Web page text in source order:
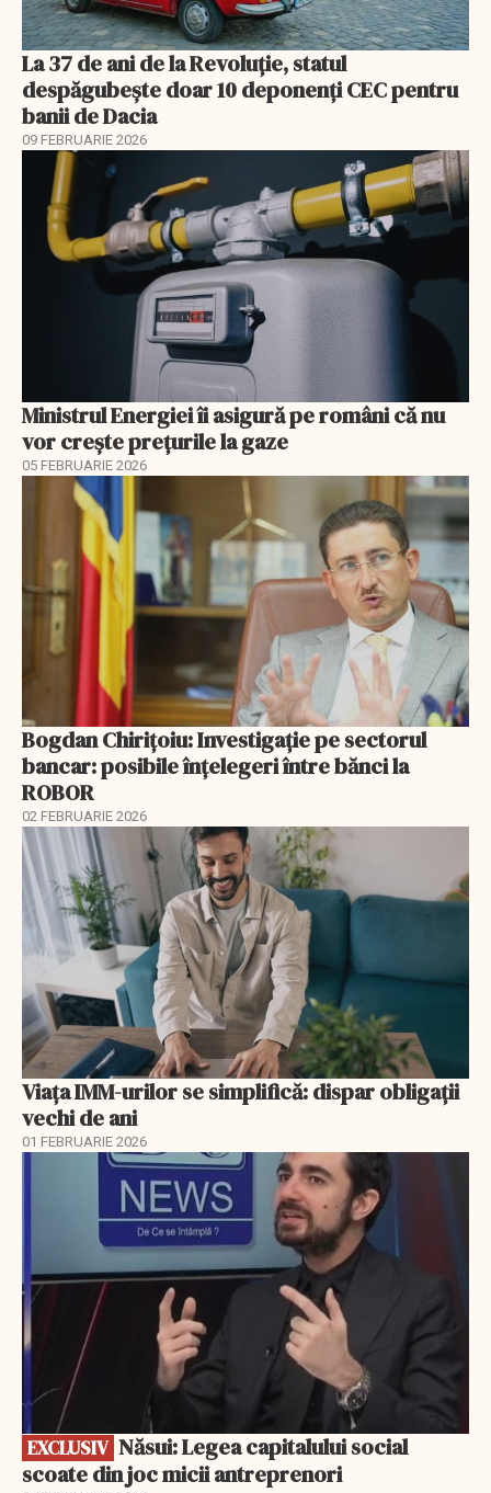
La 37 de ani de la Revoluție, statul
despăgubește doar 10 deponenți CEC pentru
banii de Dacia
09 FEBRUARIE 2026
Ministrul Energiei îi asigură pe români că nu
vor creşte preţurile la gaze
05 FEBRUARIE 2026
Bogdan Chirițoiu: Investigație pe sectorul
bancar: posibile înțelegeri între bănci la
ROBOR
02 FEBRUARIE 2026
Viața IMM-urilor se simplifică: dispar obligații
vechi de ani
01 FEBRUARIE 2026
EXCLUSIV
EXCLUSIV
scoate din joc micii antreprenori